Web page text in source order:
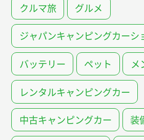
クルマ旅 グルメ
ジャパンキャンピングカーシ
バッテリー ペット メ
レンタルキャンピングカー
中古キャンピングカー 装